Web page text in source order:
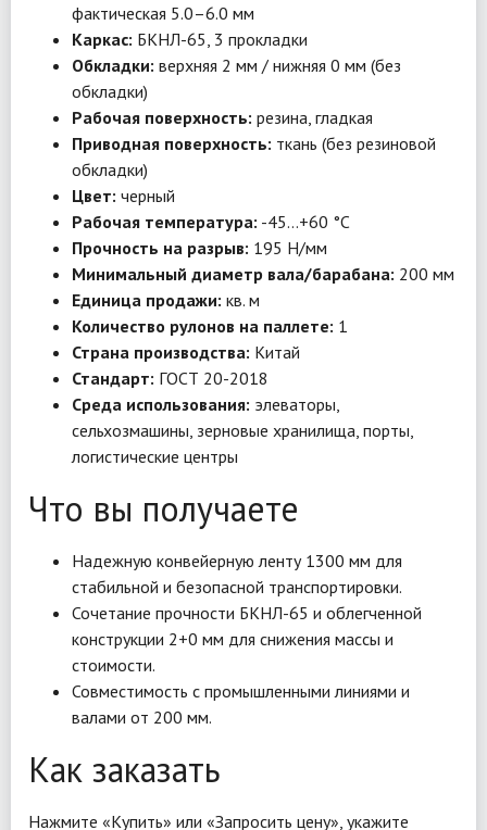
фактическая 5.0–6.0 мм
Каркас: БКНЛ-65, 3 прокладки
Обкладки: верхняя 2 мм / нижняя 0 мм (без
обкладки)
Рабочая поверхность: резина, гладкая
Приводная поверхность: ткань (без резиновой
обкладки)
Цвет: черный
Рабочая температура: -45…+60 °C
Прочность на разрыв: 195 Н/мм
Минимальный диаметр вала/барабана: 200 мм
Единица продажи: кв. м
Количество рулонов на паллете: 1
Страна производства: Китай
Стандарт: ГОСТ 20-2018
Среда использования: элеваторы,
сельхозмашины, зерновые хранилища, порты,
логистические центры
Что вы получаете
Надежную конвейерную ленту 1300 мм для
стабильной и безопасной транспортировки.
Сочетание прочности БКНЛ-65 и облегченной
конструкции 2+0 мм для снижения массы и
стоимости.
Совместимость с промышленными линиями и
валами от 200 мм.
Как заказать
Нажмите «Купить» или «Запросить цену», укажите